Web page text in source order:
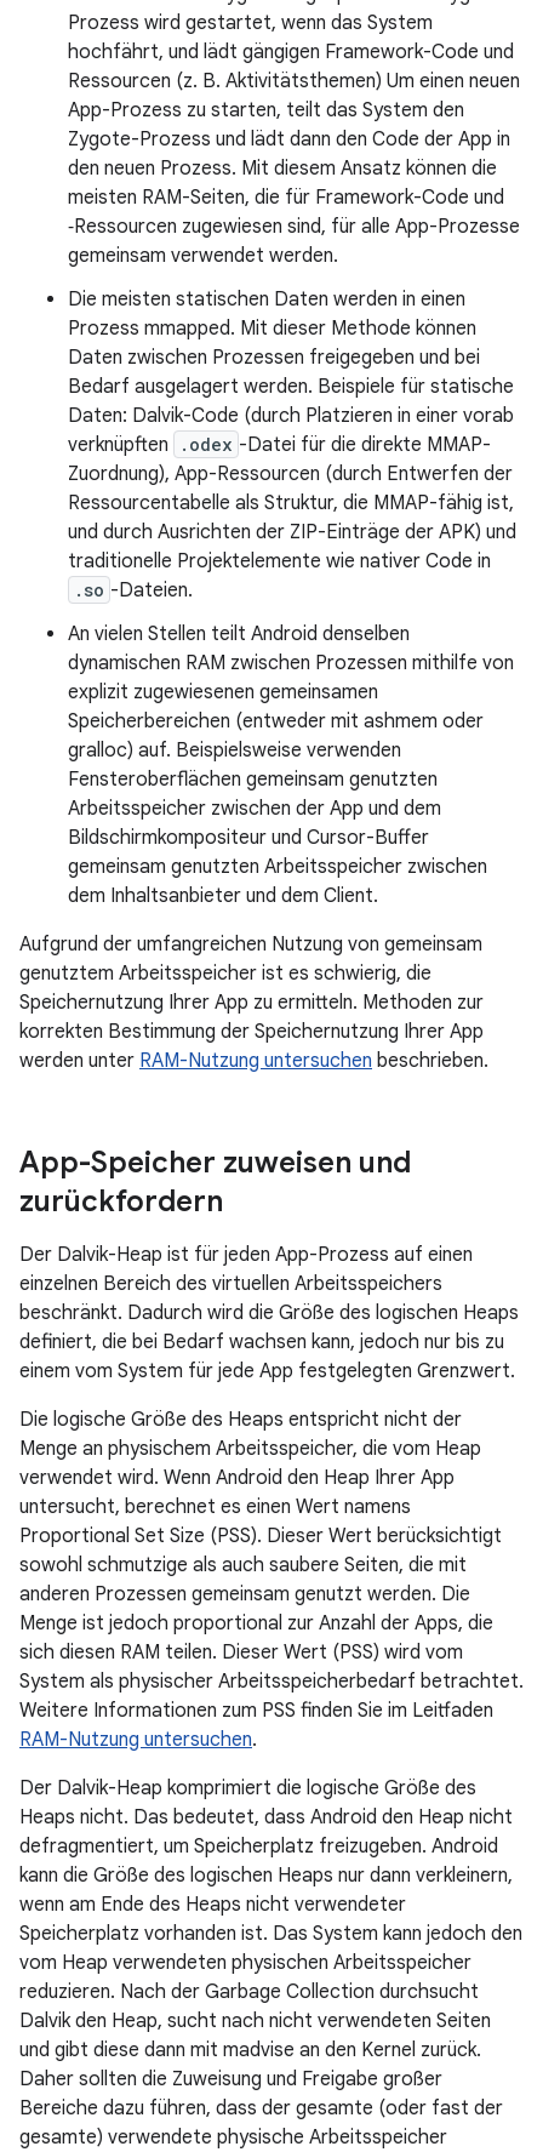
Prozess wird gestartet, wenn das System
hochfährt, und lädt gängigen Framework-Code und
Ressourcen (z. B. Aktivitätsthemen) Um einen neuen
App-Prozess zu starten, teilt das System den
Zygote-Prozess und lädt dann den Code der App in
den neuen Prozess. Mit diesem Ansatz können die
meisten RAM-Seiten, die für Framework-Code und
‑Ressourcen zugewiesen sind, für alle App-Prozesse
gemeinsam verwendet werden.
Die meisten statischen Daten werden in einen
Prozess mmapped. Mit dieser Methode können
Daten zwischen Prozessen freigegeben und bei
Bedarf ausgelagert werden. Beispiele für statische
Daten: Dalvik-Code (durch Platzieren in einer vorab
verknüpften
.odex -Datei für die direkte MMAP-
Zuordnung), App-Ressourcen (durch Entwerfen der
Ressourcentabelle als Struktur, die MMAP-fähig ist,
und durch Ausrichten der ZIP-Einträge der APK) und
traditionelle Projektelemente wie nativer Code in
.so -Dateien.
An vielen Stellen teilt Android denselben
dynamischen RAM zwischen Prozessen mithilfe von
explizit zugewiesenen gemeinsamen
Speicherbereichen (entweder mit ashmem oder
gralloc) auf. Beispielsweise verwenden
Fensteroberflächen gemeinsam genutzten
Arbeitsspeicher zwischen der App und dem
Bildschirmkompositeur und Cursor-Buffer
gemeinsam genutzten Arbeitsspeicher zwischen
dem Inhaltsanbieter und dem Client.
Aufgrund der umfangreichen Nutzung von gemeinsam
genutztem Arbeitsspeicher ist es schwierig, die
Speichernutzung Ihrer App zu ermitteln. Methoden zur
korrekten Bestimmung der Speichernutzung Ihrer App
werden unter RAM-Nutzung untersuchen beschrieben.
App-Speicher zuweisen und
zurückfordern
Der Dalvik-Heap ist für jeden App-Prozess auf einen
einzelnen Bereich des virtuellen Arbeitsspeichers
beschränkt. Dadurch wird die Größe des logischen Heaps
definiert, die bei Bedarf wachsen kann, jedoch nur bis zu
einem vom System für jede App festgelegten Grenzwert.
Die logische Größe des Heaps entspricht nicht der
Menge an physischem Arbeitsspeicher, die vom Heap
verwendet wird. Wenn Android den Heap Ihrer App
untersucht, berechnet es einen Wert namens
Proportional Set Size (PSS). Dieser Wert berücksichtigt
sowohl schmutzige als auch saubere Seiten, die mit
anderen Prozessen gemeinsam genutzt werden. Die
Menge ist jedoch proportional zur Anzahl der Apps, die
sich diesen RAM teilen. Dieser Wert (PSS) wird vom
System als physischer Arbeitsspeicherbedarf betrachtet.
Weitere Informationen zum PSS finden Sie im Leitfaden
RAM-Nutzung untersuchen.
Der Dalvik-Heap komprimiert die logische Größe des
Heaps nicht. Das bedeutet, dass Android den Heap nicht
defragmentiert, um Speicherplatz freizugeben. Android
kann die Größe des logischen Heaps nur dann verkleinern,
wenn am Ende des Heaps nicht verwendeter
Speicherplatz vorhanden ist. Das System kann jedoch den
vom Heap verwendeten physischen Arbeitsspeicher
reduzieren. Nach der Garbage Collection durchsucht
Dalvik den Heap, sucht nach nicht verwendeten Seiten
und gibt diese dann mit madvise an den Kernel zurück.
Daher sollten die Zuweisung und Freigabe großer
Bereiche dazu führen, dass der gesamte (oder fast der
gesamte) verwendete physische Arbeitsspeicher